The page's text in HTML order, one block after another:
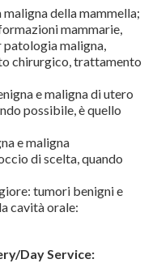
della mammella;
mammarie,
maligna,
chirurgico, trattamento
e maligna di utero
possibile, è quello
e maligna
di scelta, quando
tumori benigni e
cavità orale:
Day Service: